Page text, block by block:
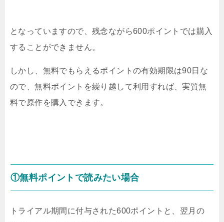
となっていますので、残念ながら600ポイントでは購入
することができません。
しかし、無料でもらえるポイントの有効期限は90日な
ので、無料ポイントを繰り越して利用すれば、実質無
料で原作を購入できます。
①無料ポイントで読みたい場合
トライアル期間に付与された600ポイントと、翌月の